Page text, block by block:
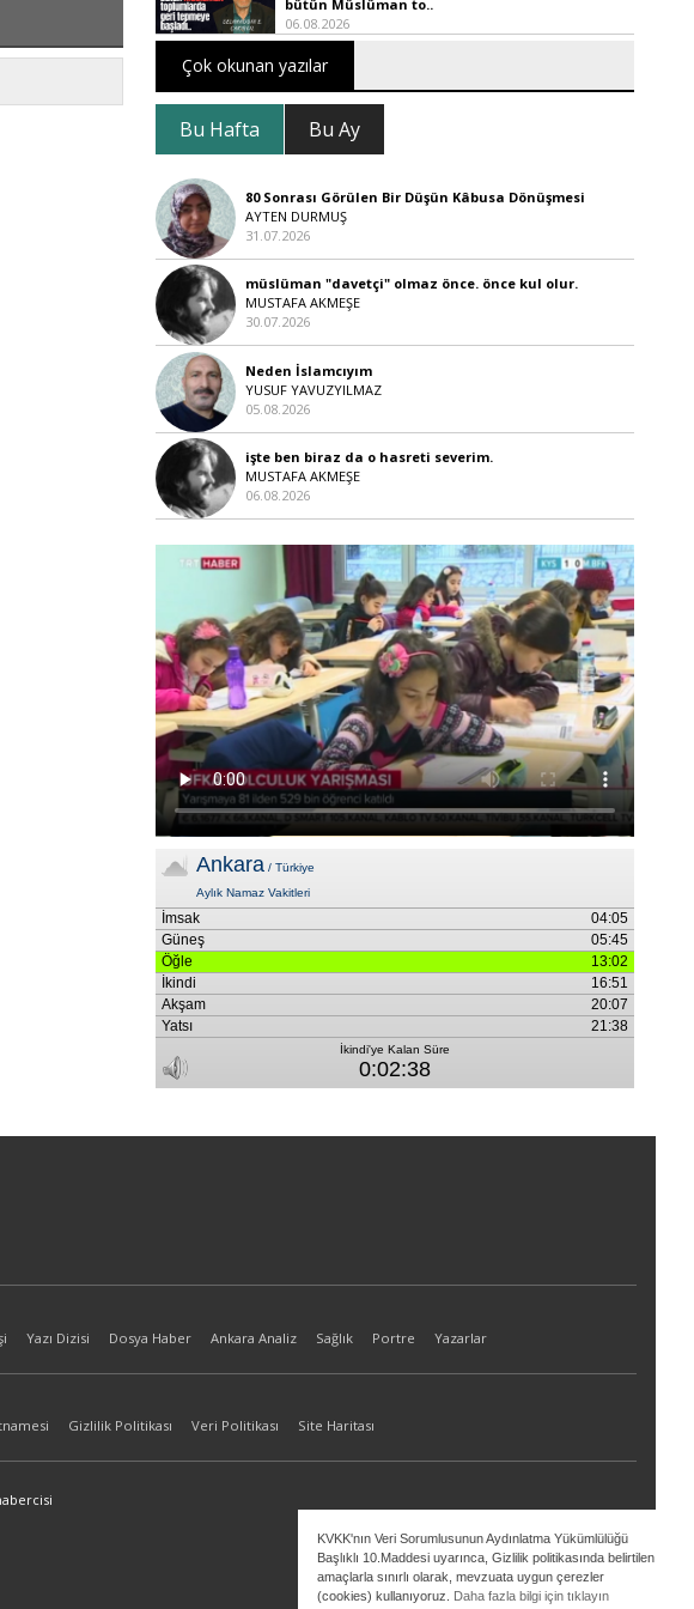
KVKK'nın Veri Sorumlusunun Aydınlatma Yükümlülüğü
Başlıklı 10.Maddesi uyarınca, Gizlilik politikasında belirtilen
amaçlarla sınırlı olarak, mevzuata uygun çerezler
(cookies) kullanıyoruz. Daha fazla bilgi için tıklayın
bütün Müslüman to..
06.08.2026
Çok okunan yazılar
Bu Hafta Bu Ay
80 Sonrası Görülen Bir Düşün Kâbusa Dönüşmesi
AYTEN DURMUŞ
31.07.2026
müslüman "davetçi" olmaz önce. önce kul olur.
MUSTAFA AKMEŞE
30.07.2026
Neden İslamcıyım
YUSUF YAVUZYILMAZ
05.08.2026
işte ben biraz da o hasreti severim.
MUSTAFA AKMEŞE
06.08.2026
Yazı Dizisi Dosya Haber Ankara Analiz Sağlık Portre Yazarlar
Gizlilik Politikası Veri Politikası Site Haritası